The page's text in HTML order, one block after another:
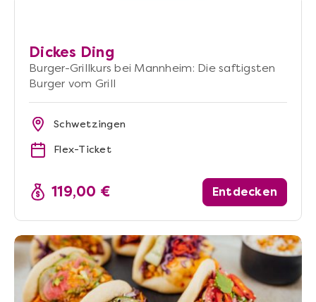
Dickes Ding
Burger-Grillkurs bei Mannheim: Die saftigsten
Burger vom Grill
Schwetzingen
Flex-Ticket
119,00 € Entdecken